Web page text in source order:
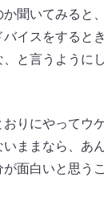
聞いてみると
イスをすると
と言うように
おりにやってウ
ままなら、あ
面白いと思う